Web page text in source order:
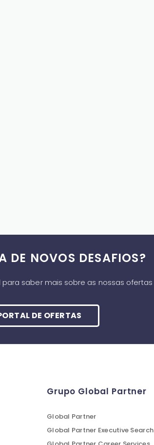
DE NOVOS DESAFIOS?
saber mais sobre as nossas ofertas
DE OFERTAS
Grupo Global Partner
Global Partner
Global Partner Executive Search